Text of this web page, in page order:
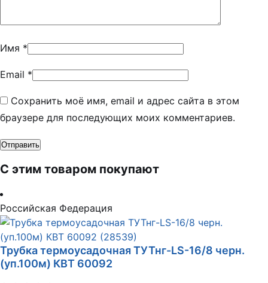
Имя *
Email *
Сохранить моё имя, email и адрес сайта в этом
браузере для последующих моих комментариев.
С этим товаром покупают
Российская Федерация
Трубка термоусадочная ТУТнг-LS-16/8 черн.
(уп.100м) КВТ 60092